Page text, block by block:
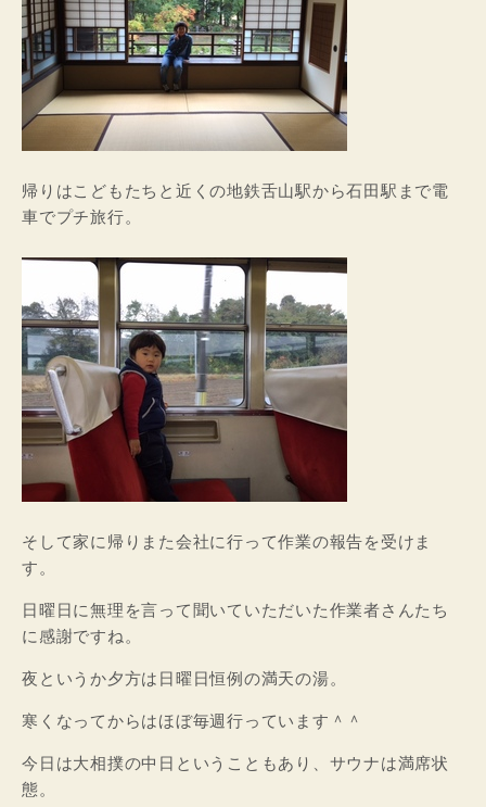
帰りはこどもたちと近くの地鉄舌山駅から石田駅まで電
車でプチ旅行。
そして家に帰りまた会社に行って作業の報告を受けま
す。
日曜日に無理を言って聞いていただいた作業者さんたち
に感謝ですね。
夜というか夕方は日曜日恒例の満天の湯。
寒くなってからはほぼ毎週行っています＾＾
今日は大相撲の中日ということもあり、サウナは満席状
態。